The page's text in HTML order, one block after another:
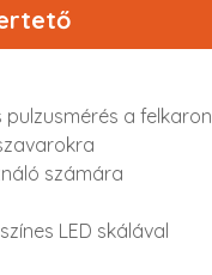
a felkaron
számára
LED skálával